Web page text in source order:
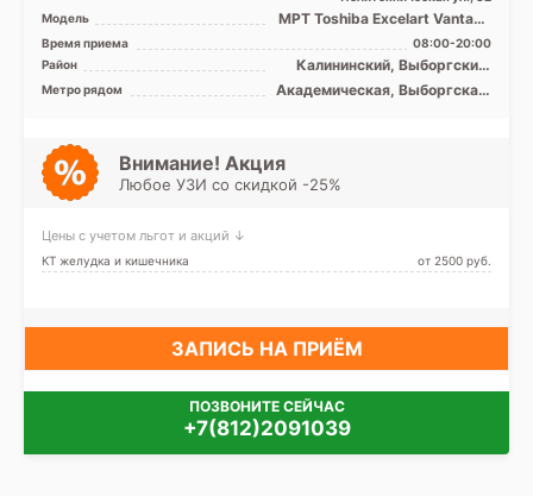
Модель
МРТ Toshiba Excelart Vantage
1.5T закрытый тип, КТ
Toshiba Aquilion 32 ...
Время приема
08:00-20:00
Район
Калининский, Выборгский,
Красногвардейский,
Петроградский, Приморский
Метро рядом
Академическая, Выборгская,
Мужества, Политехническая,
Проспект Просвещения,
Внимание! Акция
Любое УЗИ со скидкой -25%
Цены с учетом льгот и акций ↓
КТ желудка и кишечника от 2500 pуб.
ЗАПИСЬ НА ПРИЁМ
ПОЗВОНИТЕ СЕЙЧАС
+7(812)2091039